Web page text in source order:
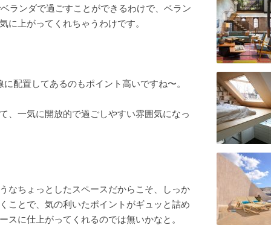
ランダで過ごすことができるわけで、ベラン
に上がってくれちゃうわけです。
配置してあるのもポイント高いですね〜。
、一気に開放的で過ごしやすい雰囲気になっ
なちょっとしたスペースだからこそ、しっか
ことで、気の利いたポイントがギュッと詰め
スに仕上がってくれるのでは無いかなと。